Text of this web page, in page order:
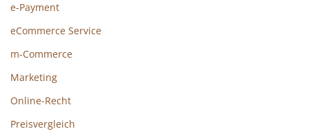
e-Payment
eCommerce Service
m-Commerce
Marketing
Online-Recht
Preisvergleich